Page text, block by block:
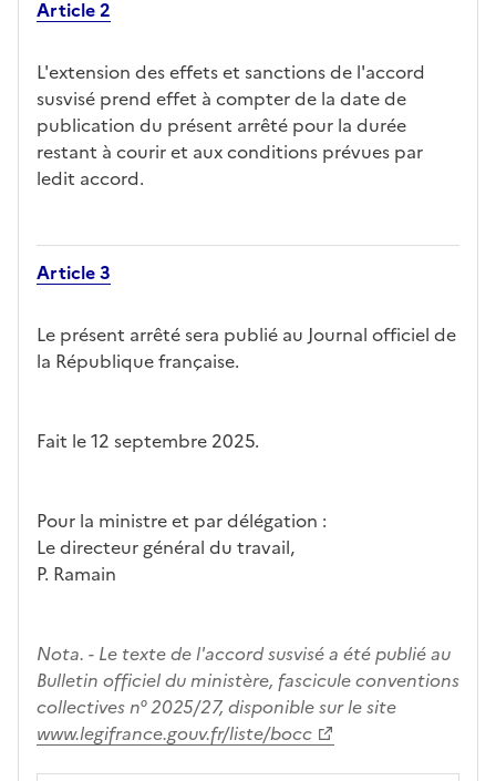
Article 2
L'extension des effets et sanctions de l'accord
susvisé prend effet à compter de la date de
publication du présent arrêté pour la durée
restant à courir et aux conditions prévues par
ledit accord.
Article 3
Le présent arrêté sera publié au Journal officiel de
la République française.
Fait le 12 septembre 2025.
Pour la ministre et par délégation :
Le directeur général du travail,
P. Ramain
Nota. - Le texte de l'accord susvisé a été publié au
Bulletin officiel du ministère, fascicule conventions
collectives n° 2025/27, disponible sur le site
www.legifrance.gouv.fr/liste/bocc